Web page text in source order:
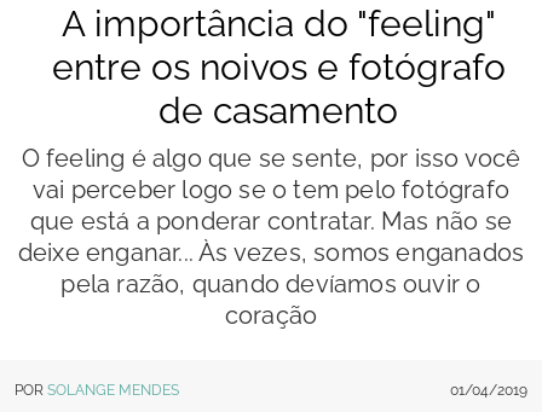
A importância do "feeling"
entre os noivos e fotógrafo
de casamento
O feeling é algo que se sente, por isso você
vai perceber logo se o tem pelo fotógrafo
que está a ponderar contratar. Mas não se
deixe enganar... Às vezes, somos enganados
pela razão, quando devíamos ouvir o
coração
POR SOLANGE MENDES 01/04/2019